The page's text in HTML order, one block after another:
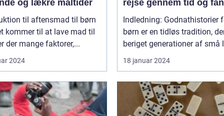
og lækre måltider
til aftensmad til børn
kommer til at lave mad til
der mange faktorer,...
2024
rejse gennem tid og
Indledning: Godnathistorier
børn er en tidløs tradition,
beriget generationer af små
18 januar 2024